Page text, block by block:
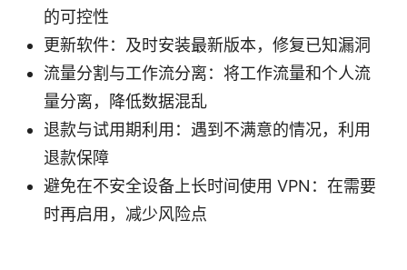
的可控性
更新软件：及时安装最新版本，修复已知漏洞
流量分割与工作流分离：将工作流量和个人流
量分离，降低数据混乱
退款与试用期利用：遇到不满意的情况，利用
退款保障
避免在不安全设备上长时间使用 VPN：在需要
时再启用，减少风险点